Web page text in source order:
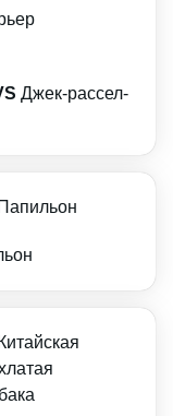
Джек-рассел-